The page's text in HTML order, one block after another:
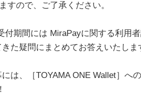
ので、ご了承ください。
付期間には MiraPayに関する利用
た疑問にまとめてお答えいたしま
は、［TOYAMA ONE Wallet］へ